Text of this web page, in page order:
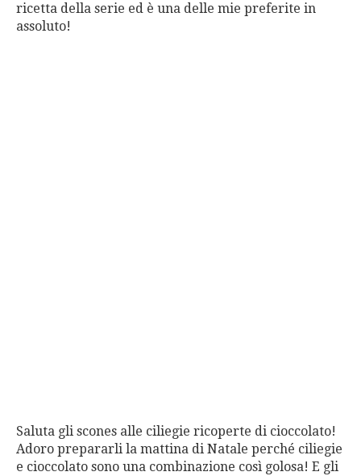
ricetta della serie ed è una delle mie preferite in
assoluto!
Saluta gli scones alle ciliegie ricoperte di cioccolato!
Adoro prepararli la mattina di Natale perché ciliegie
e cioccolato sono una combinazione così golosa! E gli